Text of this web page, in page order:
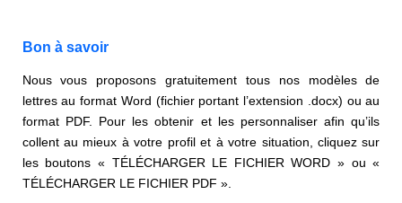
Bon à savoir
Nous vous proposons gratuitement tous nos modèles de
lettres au format Word (fichier portant l’extension .docx) ou au
format PDF. Pour les obtenir et les personnaliser afin qu’ils
collent au mieux à votre profil et à votre situation, cliquez sur
les boutons « TÉLÉCHARGER LE FICHIER WORD » ou «
TÉLÉCHARGER LE FICHIER PDF ».